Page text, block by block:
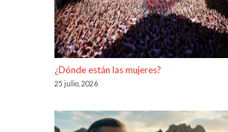
¿Dónde están las mujeres?
25 julio, 2026